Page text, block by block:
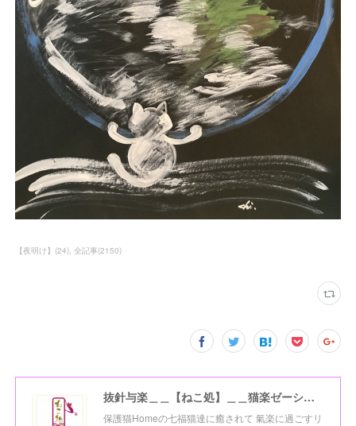
【夜明け】 (24) 全記事(2150)
抜針与楽＿＿【ねこ処】＿＿猫楽ゼーションHome☆
保護猫Homeの七福猫達に癒されて 氣楽に過ごすリ